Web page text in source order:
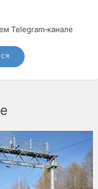
Telegram‑канале